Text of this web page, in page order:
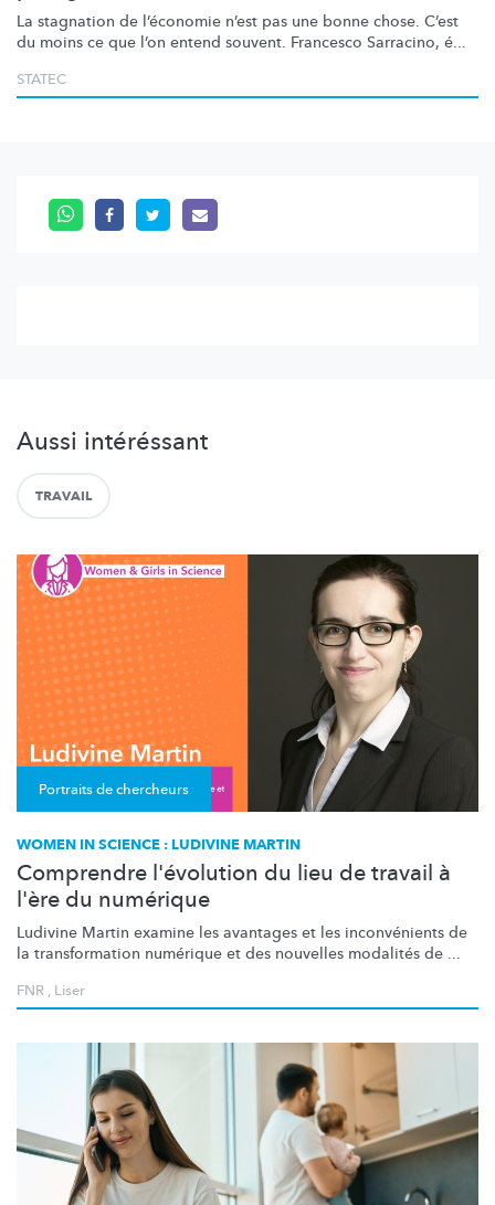
La stagnation de l’économie n’est pas une bonne chose. C’est
du moins ce que l’on entend souvent. Francesco Sarracino, é...
STATEC
Aussi intéréssant
TRAVAIL
Portraits de chercheurs
WOMEN IN SCIENCE : LUDIVINE MARTIN
Comprendre l'évolution du lieu de travail à
l'ère du numérique
Ludivine Martin examine les avantages et les inconvénients de
la transformation numérique et des nouvelles modalités de ...
FNR , Liser